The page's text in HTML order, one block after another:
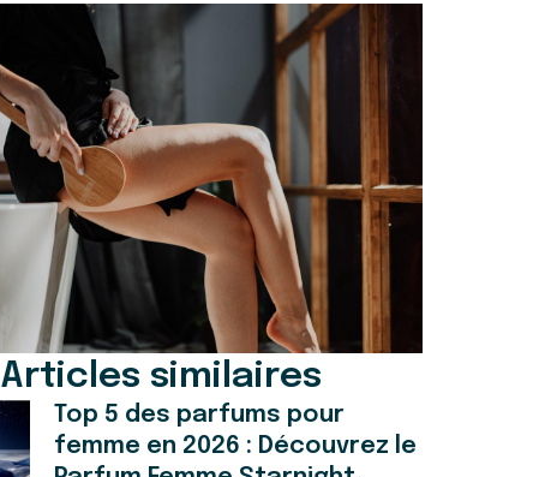
Articles similaires
Top 5 des parfums pour
femme en 2026 : Découvrez le